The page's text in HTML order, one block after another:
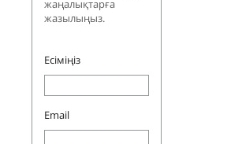
жаңалықтарға
жазылыңыз.
Есіміңіз
Email